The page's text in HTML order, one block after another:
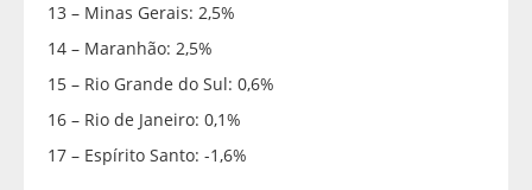
13 – Minas Gerais: 2,5%
14 – Maranhão: 2,5%
15 – Rio Grande do Sul: 0,6%
16 – Rio de Janeiro: 0,1%
17 – Espírito Santo: -1,6%